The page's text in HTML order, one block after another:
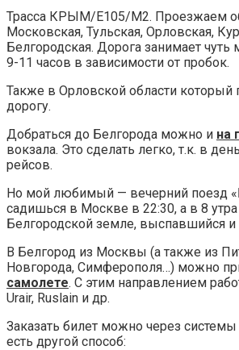
Трасса КРЫМ/Е105/М2. Проезжаем
Московская, Тульская, Орловская,
Белгородская. Дорога занимает
9-11 часов в зависимости от пробок.
Также в Орловской области который
дорогу.
Добраться до Белгорода можно и на
вокзала. Это сделать легко, т.к. в
рейсов.
Но мой любимый — вечерний поезд
садишься в Москве в 22:30, а в 8
Белгородской земле, выспавшийся и
В Белгород из Москвы (а также из
Новгорода, Симферополя…) можно
самолете. С этим направлением
Urair, Ruslain и др.
Заказать билет можно через
есть другой способ: